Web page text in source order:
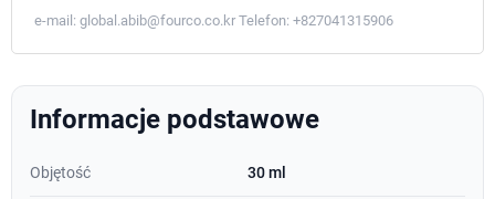
e-mail: global.abib@fourco.co.kr Telefon: +827041315906
Informacje podstawowe
Objętość 30 ml